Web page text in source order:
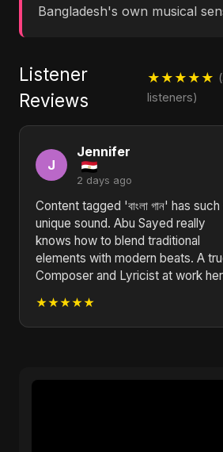
Bangladesh's own musical
Listener
Reviews
★★★★★
listeners)
J
Jennifer
2 days ago
Content tagged 'বাংলা গান' has such
unique sound. Abu Sayed really
knows how to blend traditional
elements with modern beats. A
Composer and Lyricist at work
★★★★★